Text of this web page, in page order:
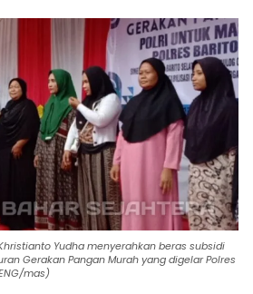
Yudha menyerahkan beras subsidi
Gerakan Pangan Murah yang digelar Polres
mas)